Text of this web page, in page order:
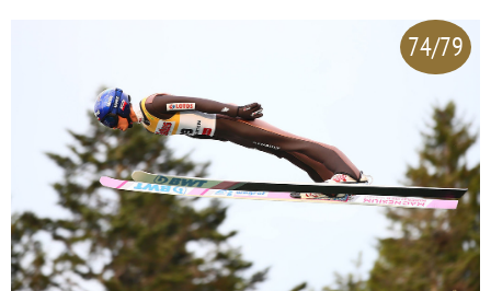
74/79